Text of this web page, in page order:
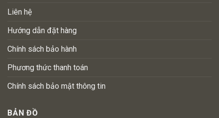
Liên hệ
Hướng dẫn đặt hàng
Chính sách bảo hành
Phương thức thanh toán
Chính sách bảo mật thông tin
BẢN ĐỒ